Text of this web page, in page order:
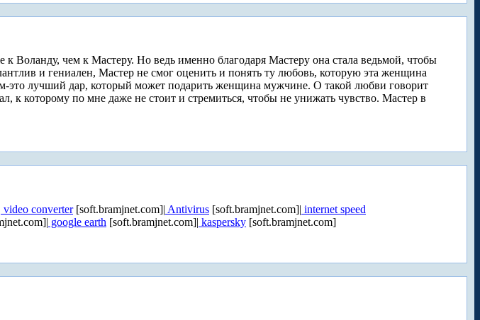
Воланду, чем к Мастеру. Но ведь именно благодаря Мастеру она стала ведьмой, чтобы
и гениален, Мастер не смог оценить и понять ту любовь, которую эта женщина
это лучший дар, который может подарить женщина мужчине. О такой любви говорит
к которому по мне даже не стоит и стремиться, чтобы не унижать чувство. Мастер в
video converter[soft.bramjnet.com]| Antivirus [soft.bramjnet.com]| internet speed
google earth [soft.bramjnet.com]| kaspersky [soft.bramjnet.com]